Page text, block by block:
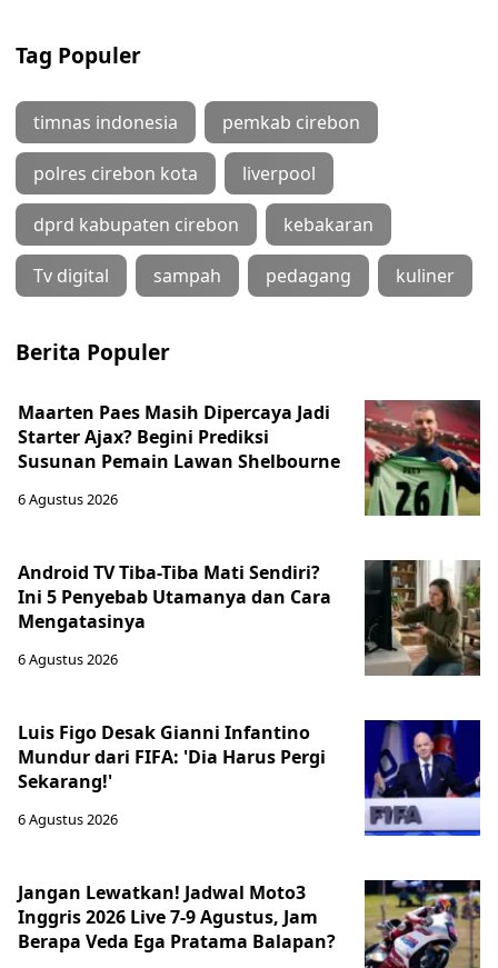
Tag Populer
timnas indonesia pemkab cirebon
polres cirebon kota liverpool
dprd kabupaten cirebon kebakaran
Tv digital sampah pedagang kuliner
Berita Populer
Maarten Paes Masih Dipercaya Jadi
Starter Ajax? Begini Prediksi
Susunan Pemain Lawan Shelbourne
6 Agustus 2026
Android TV Tiba-Tiba Mati Sendiri?
Ini 5 Penyebab Utamanya dan Cara
Mengatasinya
6 Agustus 2026
Luis Figo Desak Gianni Infantino
Mundur dari FIFA: 'Dia Harus Pergi
Sekarang!'
6 Agustus 2026
Jangan Lewatkan! Jadwal Moto3
Inggris 2026 Live 7-9 Agustus, Jam
Berapa Veda Ega Pratama Balapan?